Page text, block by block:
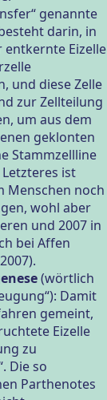
genannte
darin, in
entkernte Eizelle
und diese Zelle
zur Zellteilung
um aus dem
geklonten
Stammzellline
ist
Menschen noch
wohl aber
und 2007 in
bei Affen
(wörtlich
Damit
gemeint,
Eizelle
zu
Die so
Parthenotes